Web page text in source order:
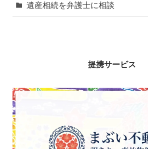
遺産相続を弁護士に相談
提携サービス